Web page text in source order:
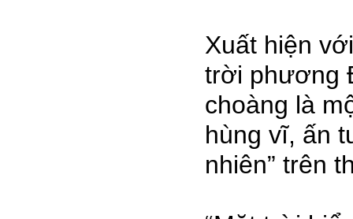
Xuất hiện
trời phương
choàng là
hùng vĩ, ấn
nhiên” trên